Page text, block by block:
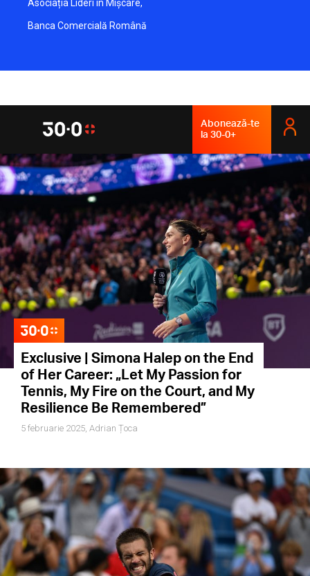
Asociația Lideri în Mișcare,
Banca Comercială Română
Abonează-te
la 30-0+
Exclusive | Simona Halep on the End
of Her Career: „Let My Passion for
Tennis, My Fire on the Court, and My
Resilience Be Remembered”
5 februarie 2025, Adrian Țoca